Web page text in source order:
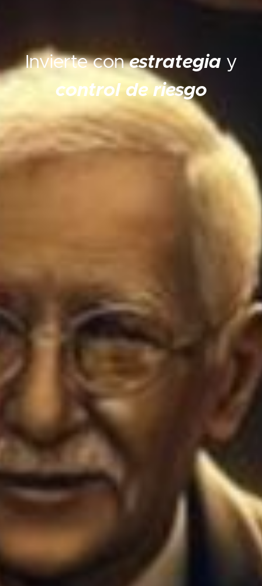
Invierte conestrategia y
control de riesgo